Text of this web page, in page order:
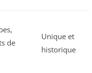
de
Unique et
historique